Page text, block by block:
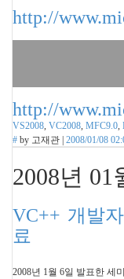
http://
http://
VS2008, VC2008, MFC9.0,
# by 고재관 2008/01/08
2008년 01
VC++ 개발
료
2008년 1월 6일 발표한 세